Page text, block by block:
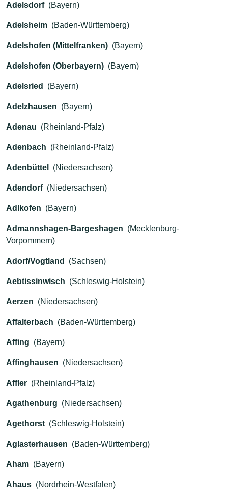
Adelsdorf (Bayern)
Adelsheim (Baden-Württemberg)
Adelshofen (Mittelfranken) (Bayern)
Adelshofen (Oberbayern) (Bayern)
Adelsried (Bayern)
Adelzhausen (Bayern)
Adenau (Rheinland-Pfalz)
Adenbach (Rheinland-Pfalz)
Adenbüttel (Niedersachsen)
Adendorf (Niedersachsen)
Adlkofen (Bayern)
Admannshagen-Bargeshagen (Mecklenburg-
Vorpommern)
Adorf/Vogtland (Sachsen)
Aebtissinwisch (Schleswig-Holstein)
Aerzen (Niedersachsen)
Affalterbach (Baden-Württemberg)
Affing (Bayern)
Affinghausen (Niedersachsen)
Affler (Rheinland-Pfalz)
Agathenburg (Niedersachsen)
Agethorst (Schleswig-Holstein)
Aglasterhausen (Baden-Württemberg)
Aham (Bayern)
Ahaus (Nordrhein-Westfalen)